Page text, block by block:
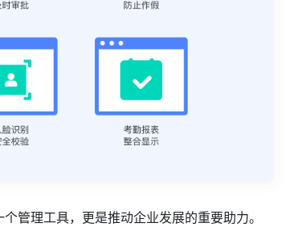
管理工具，更是推动企业发展的重要助力。